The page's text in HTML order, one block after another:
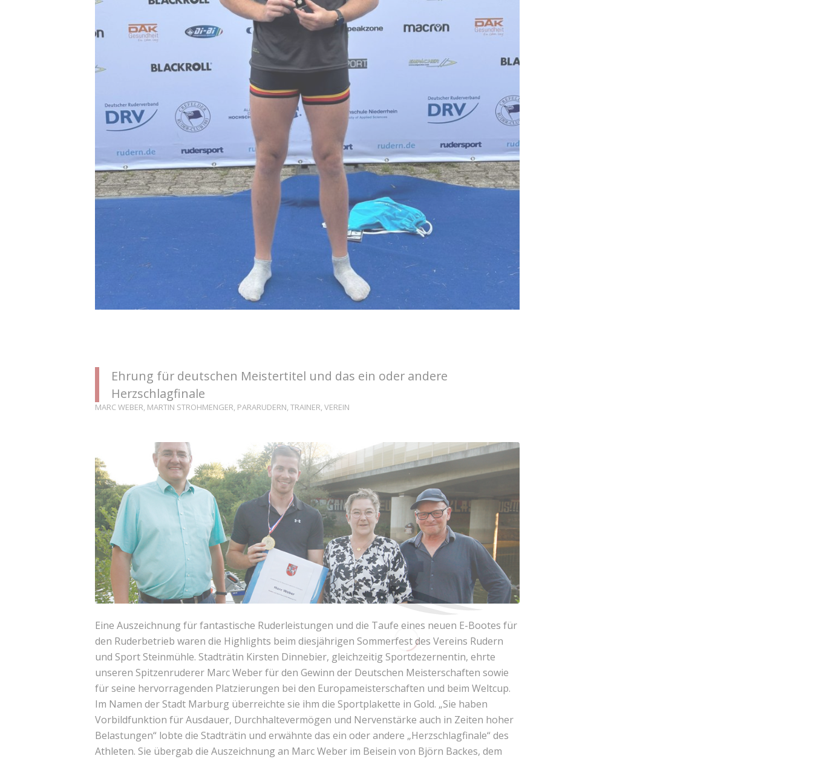
Ehrung für deutschen Meistertitel und das ein oder andere
Herzschlagfinale
MARC WEBER, MARTIN STROHMENGER, PARARUDERN, TRAINER, VEREIN
Eine Auszeichnung für fantastische Ruderleistungen und die Taufe eines neuen E-Bootes für
den Ruderbetrieb waren die Highlights beim diesjährigen Sommerfest des Vereins Rudern
und Sport Steinmühle. Stadträtin Kirsten Dinnebier, gleichzeitig Sportdezernentin, ehrte
unseren Spitzenruderer Marc Weber für den Gewinn der Deutschen Meisterschaften sowie
für seine hervorragenden Platzierungen bei den Europameisterschaften und beim Weltcup.
Im Namen der Stadt Marburg überreichte sie ihm die Sportplakette in Gold. „Sie haben
Vorbildfunktion für Ausdauer, Durchhaltevermögen und Nervenstärke auch in Zeiten hoher
Belastungen“ lobte die Stadträtin und erwähnte das ein oder andere „Herzschlagfinale“ des
Athleten. Sie übergab die Auszeichnung an Marc Weber im Beisein von Björn Backes, dem